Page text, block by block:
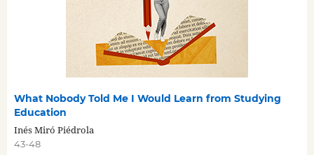
What Nobody Told Me I Would Learn from Studying
Education
Inés Miró Piédrola
43-48